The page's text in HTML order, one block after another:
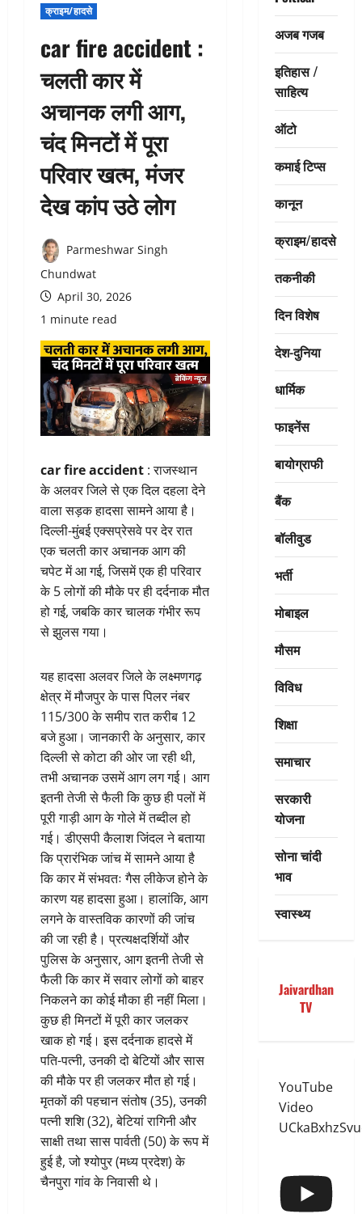
क्राइम/हादसे
car fire accident :
चलती कार में
अचानक लगी आग,
चंद मिनटों में पूरा
परिवार खत्म, मंजर
देख कांप उठे लोग
Parmeshwar Singh
Chundwat
April 30, 2026
1 minute read
car fire accident : राजस्थान
के अलवर जिले से एक दिल दहला देने
वाला सड़क हादसा सामने आया है।
दिल्ली-मुंबई एक्सप्रेसवे पर देर रात
एक चलती कार अचानक आग की
चपेट में आ गई, जिसमें एक ही परिवार
के 5 लोगों की मौके पर ही दर्दनाक मौत
हो गई, जबकि कार चालक गंभीर रूप
से झुलस गया।
यह हादसा अलवर जिले के लक्ष्मणगढ़
क्षेत्र में मौजपुर के पास पिलर नंबर
115/300 के समीप रात करीब 12
बजे हुआ। जानकारी के अनुसार, कार
दिल्ली से कोटा की ओर जा रही थी,
तभी अचानक उसमें आग लग गई। आग
इतनी तेजी से फैली कि कुछ ही पलों में
पूरी गाड़ी आग के गोले में तब्दील हो
गई। डीएसपी कैलाश जिंदल ने बताया
कि प्रारंभिक जांच में सामने आया है
कि कार में संभवतः गैस लीकेज होने के
कारण यह हादसा हुआ। हालांकि, आग
लगने के वास्तविक कारणों की जांच
की जा रही है। प्रत्यक्षदर्शियों और
पुलिस के अनुसार, आग इतनी तेजी से
फैली कि कार में सवार लोगों को बाहर
निकलने का कोई मौका ही नहीं मिला।
कुछ ही मिनटों में पूरी कार जलकर
खाक हो गई। इस दर्दनाक हादसे में
पति-पत्नी, उनकी दो बेटियों और सास
की मौके पर ही जलकर मौत हो गई।
मृतकों की पहचान संतोष (35), उनकी
पत्नी शशि (32), बेटियां रागिनी और
साक्षी तथा सास पार्वती (50) के रूप में
हुई है, जो श्योपुर (मध्य प्रदेश) के
चैनपुरा गांव के निवासी थे।
अजब गजब
इतिहास /
साहित्य
ऑटो
कमाई टिप्स
कानून
क्राइम/हादसे
तकनीकी
दिन विशेष
देश-दुनिया
धार्मिक
फाइनेंस
बायोग्राफी
बैंक
बॉलीवुड
भर्ती
मोबाइल
मौसम
विविध
शिक्षा
समाचार
सरकारी
योजना
सोना चांदी
भाव
स्वास्थ्य
Jaivardhan
TV
YouTube
Video